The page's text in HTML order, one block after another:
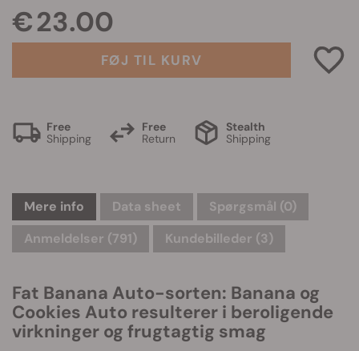
€ 23.00
FØJ TIL KURV
Free
Shipping
Free
Return
Stealth
Shipping
Mere info Data sheet Spørgsmål (0)
Anmeldelser (791)
Kundebilleder (3)
Fat Banana Auto-sorten: Banana og
Cookies Auto resulterer i beroligende
virkninger og frugtagtig smag